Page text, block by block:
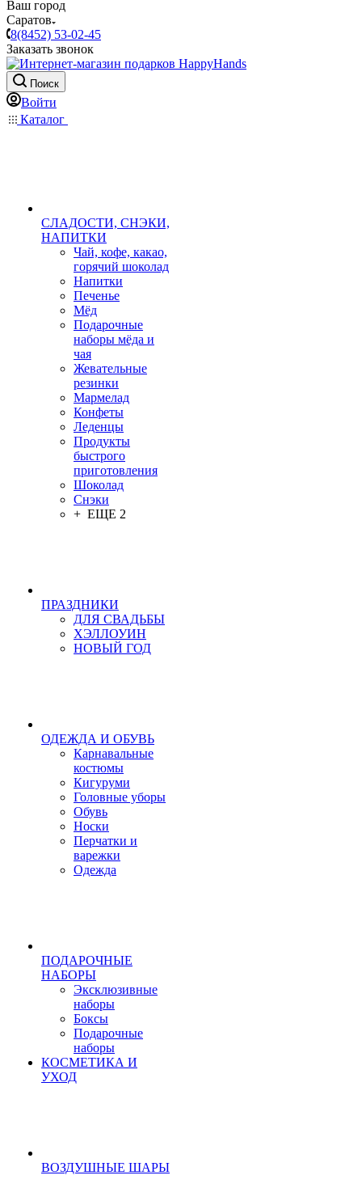
Ваш город
Саратов
8(8452) 53-02-45
Заказать звонок
Поиск
Войти
Каталог
СЛАДОСТИ, СНЭКИ,
НАПИТКИ
Чай, кофе, какао,
горячий шоколад
Напитки
Печенье
Мёд
Подарочные
наборы мёда и
чая
Жевательные
резинки
Мармелад
Конфеты
Леденцы
Продукты
быстрого
приготовления
Шоколад
Снэки
+ ЕЩЕ 2
ПРАЗДНИКИ
ДЛЯ СВАДЬБЫ
ХЭЛЛОУИН
НОВЫЙ ГОД
ОДЕЖДА И ОБУВЬ
Карнавальные
костюмы
Кигуруми
Головные уборы
Обувь
Носки
Перчатки и
варежки
Одежда
ПОДАРОЧНЫЕ
НАБОРЫ
Эксклюзивные
наборы
Боксы
Подарочные
наборы
КОСМЕТИКА И
УХОД
ВОЗДУШНЫЕ ШАРЫ